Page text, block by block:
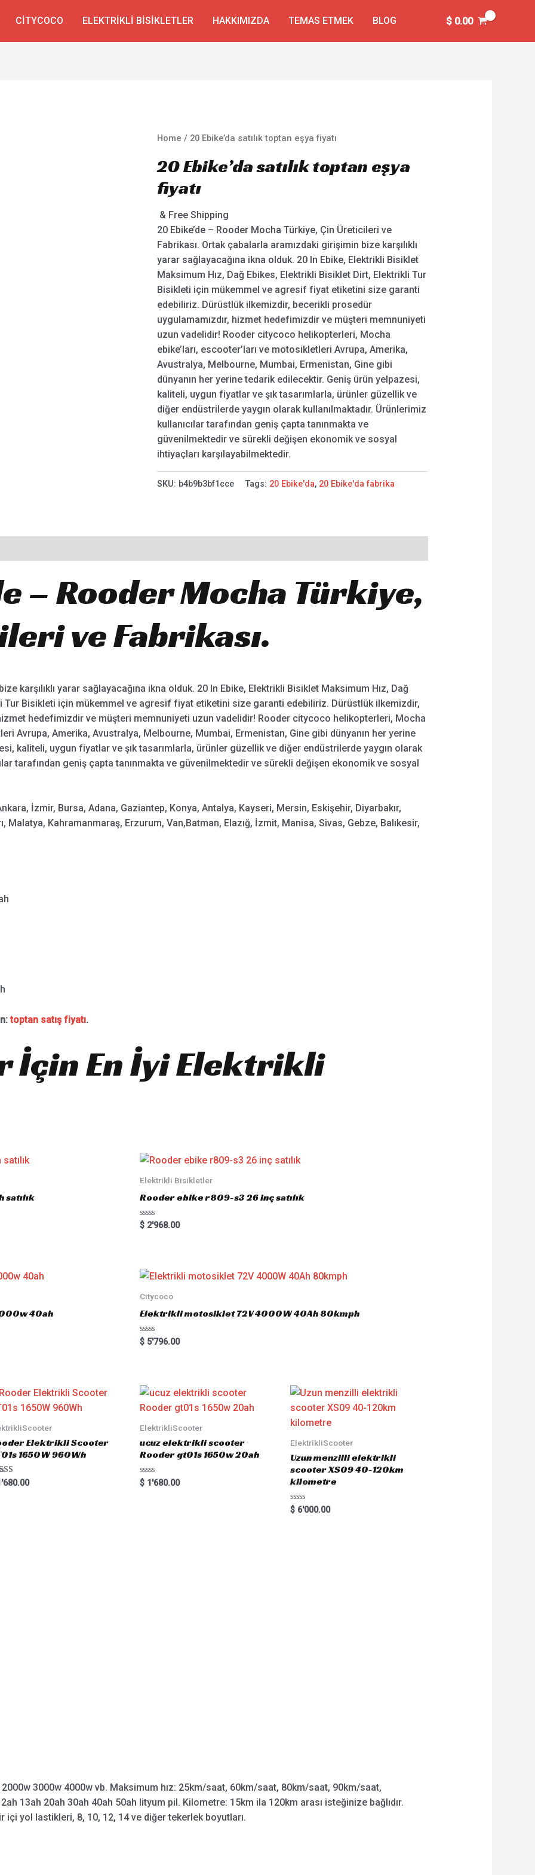
CITYCOCO ELEKTRIKLI BISIKLETLER HAKKIMIZDA TEMAS ETMEK BLOG $0.00
Home / 20 Ebike’da satılık toptan eşya fiyatı
20 Ebike’da satılık toptan eşya
fiyatı
& Free Shipping
20 Ebike’de – Rooder Mocha Türkiye, Çin Üreticileri ve
Fabrikası. Ortak çabalarla aramızdaki girişimin bize karşılıklı
yarar sağlayacağına ikna olduk. 20 In Ebike, Elektrikli Bisiklet
Maksimum Hız, Dağ Ebikes, Elektrikli Bisiklet Dirt, Elektrikli Tur
Bisikleti için mükemmel ve agresif fiyat etiketini size garanti
edebiliriz. Dürüstlük ilkemizdir, becerikli prosedür
uygulamamızdır, hizmet hedefimizdir ve müşteri memnuniyeti
uzun vadelidir! Rooder citycoco helikopterleri, Mocha
ebike’ları, escooter’ları ve motosikletleri Avrupa, Amerika,
Avustralya, Melbourne, Mumbai, Ermenistan, Gine gibi
dünyanın her yerine tedarik edilecektir. Geniş ürün yelpazesi,
kaliteli, uygun fiyatlar ve şık tasarımlarla, ürünler güzellik ve
diğer endüstrilerde yaygın olarak kullanılmaktadır. Ürünlerimiz
kullanıcılar tarafından geniş çapta tanınmakta ve
güvenilmektedir ve sürekli değişen ekonomik ve sosyal
ihtiyaçları karşılayabilmektedir.
SKU: b4b9b3bf1cce Tags: 20 Ebike'da, 20 Ebike'da fabrika
– Rooder Mocha Türkiye,
ve Fabrikası.
karşılıklı yarar sağlayacağına ikna olduk. 20 In Ebike, Elektrikli Bisiklet Maksimum Hız, Dağ
Tur Bisikleti için mükemmel ve agresif fiyat etiketini size garanti edebiliriz. Dürüstlük ilkemizdir,
hedefimizdir ve müşteri memnuniyeti uzun vadelidir! Rooder citycoco helikopterleri, Mocha
Avrupa, Amerika, Avustralya, Melbourne, Mumbai, Ermenistan, Gine gibi dünyanın her yerine
kaliteli, uygun fiyatlar ve şık tasarımlarla, ürünler güzellik ve diğer endüstrilerde yaygın olarak
tarafından geniş çapta tanınmakta ve güvenilmektedir ve sürekli değişen ekonomik ve sosyal
İzmir, Bursa, Adana, Gaziantep, Konya, Antalya, Kayseri, Mersin, Eskişehir, Diyarbakır,
Malatya, Kahramanmaraş, Erzurum, Van,Batman, Elazığ, İzmit, Manisa, Sivas, Gebze, Balıkesir,
toptan satış fiyatı.
İçin En İyi Elektrikli
Elektrikli Bisikletler
Rooder ebike r809-s3 26 inç satılık
R
a
o
u
o
f
5
$ 2'968.00
40ah
Citycoco
Elektrikli motosiklet 72V 4000W 40Ah 80kmph
R
a
o
u
t
o
5
$ 5'796.00
Elektrikli Scooter
1650W 960Wh
ElektrikliScooter
ucuz elektrikli scooter
Rooder gt01s 1650w 20ah
R
a
$ 1'680.00
ElektrikliScooter
Uzun menzilli elektrikli
scooter XS09 40-120km
kilometre
R
a
$6'000.00
3000w 4000w vb. Maksimum hız: 25km/saat, 60km/saat, 80km/saat, 90km/saat,
13ah 20ah 30ah 40ah 50ah lityum pil. Kilometre: 15km ila 120km arası isteğinize bağlıdır.
içi yol lastikleri, 8, 10, 12, 14 ve diğer tekerlek boyutları.